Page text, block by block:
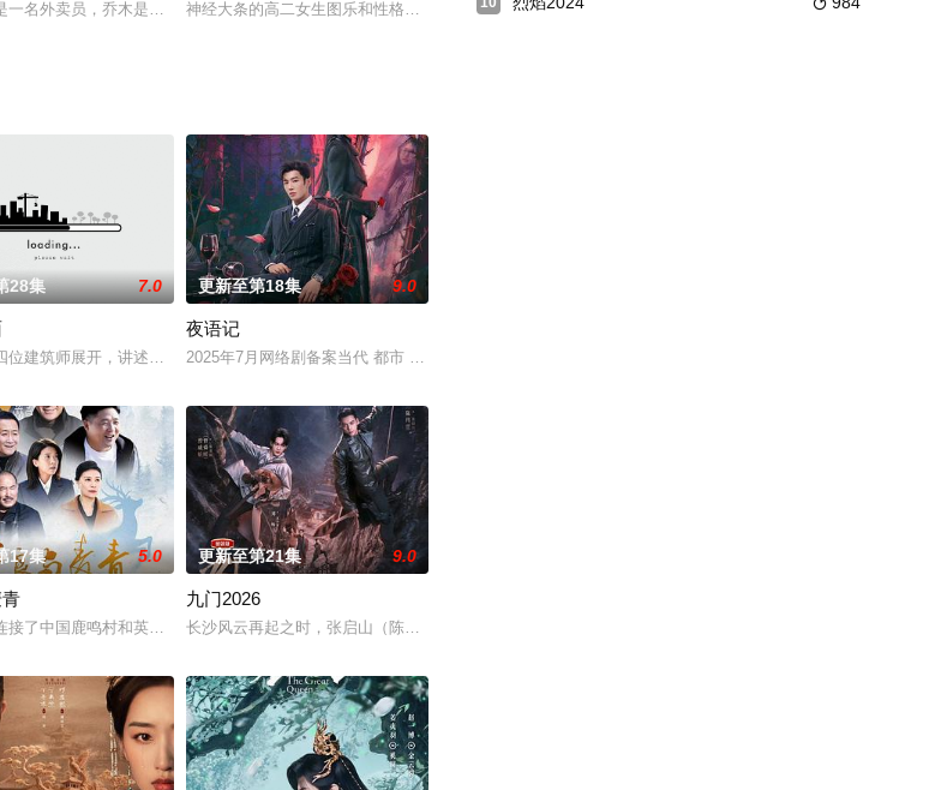
女生曾给他吃毒苹果差点毒死他。可是令他万万没想到的是，这个女
一名外卖员，乔木是有钱的人家，两人展开了甜蜜之旅。
神经大条的高二女生图乐和性格泼辣的表姐杜艾住在一起，杜艾在图乐所在的高中经营着一个食堂-九号食堂
，高景波、徐邵梁、孙希光和黄鹰等人开始筹备建立冀南银行，手
国的故事。甲午战争后，国家蒙羞，张謇虽高中状元，却渴望寻求强国之路。他毅然弃政从商，殚精竭虑，
28集 7.0
位建筑师展开，讲述了他们在中意合作项目中面对专业挑战与境外竞争，通过创新实践实现本土设计理念突破的故事。
更新至第18集 9.0
夜语记
2025年7月网络剧备案当代 都市 海南越酷文化传媒有限公司
的奇女子。十年前的她被他从死人堆里救出来，蓬头垢面口齿不清。
夏忽然对他说：“江逾白，我喜欢你，哲学和生物学意义上的喜欢。”那个夜晚，他脸颊微热，还听见自己
17集 5.0
接了中国鹿鸣村和英国牛津，麦香通过视频向米良宣告：婚不结了。鹿鸣村开了锅，村民大骂麦香是叛徒。麦香是婚前体检查出不孕症
更新至第21集 9.0
九门2026
长沙风云再起之时，张启山（陈伟霆 饰）与吴老狗（曾舜晞 饰）强强联手，携手霍仙姑（陈瑶 饰）与九门诸